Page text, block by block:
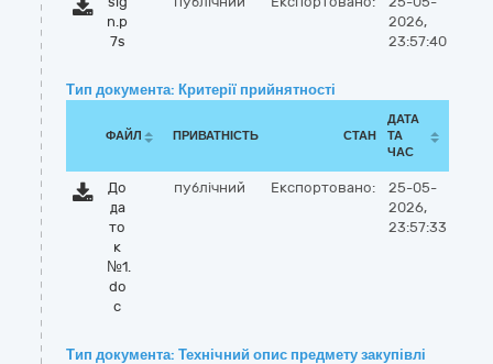
n.p
7s
2026,
23:57:40
Тип документа: Критерії прийнятності
ФАЙЛ ПРИВАТНІСТЬ СТАН
ДАТА
ТА
ЧАС
До
да
то
к
№1.
do
c
публічний Експортовано:
25-05-
2026,
23:57:33
Тип документа: Технічний опис предмету закупівлі